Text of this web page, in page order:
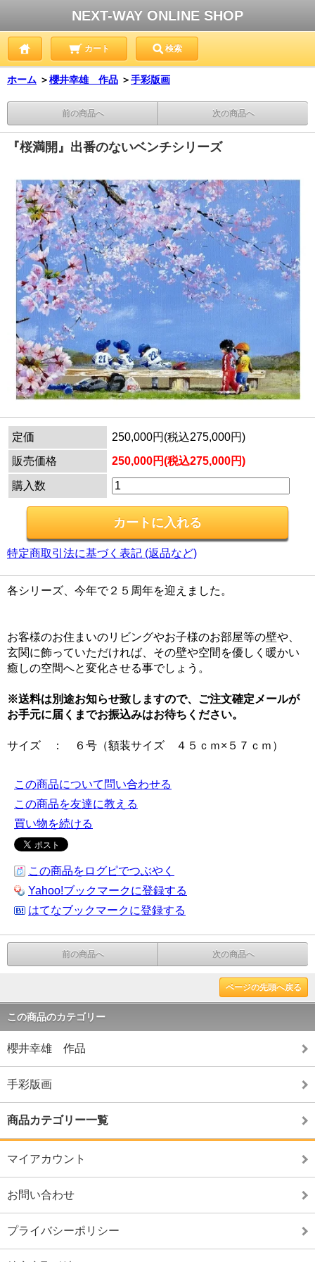
NEXT-WAY ONLINE SHOP
カート 検索
ホーム ＞櫻井幸雄 作品 ＞手彩版画
前の商品へ 次の商品へ
『桜満開』出番のないベンチシリーズ
定価
250,000円(税込275,000円)
販売価格
250,000円(税込275,000円)
購入数
特定商取引法に基づく表記 (返品など)
各シリーズ、今年で２５周年を迎えました。
お客様のお住まいのリビングやお子様のお部屋等の壁や、
玄関に飾っていただければ、その壁や空間を優しく暖かい
癒しの空間へと変化させる事でしょう。
※送料は別途お知らせ致しますので、ご注文確定メールが
お手元に届くまでお振込みはお待ちください。
サイズ ： ６号（額装サイズ ４５ｃｍ×５７ｃｍ）
この商品について問い合わせる
この商品を友達に教える
買い物を続ける
この商品をログピでつぶやく
Yahoo!ブックマークに登録する
はてなブックマークに登録する
前の商品へ 次の商品へ
ページの先頭へ戻る
この商品のカテゴリー
櫻井幸雄 作品
手彩版画
商品カテゴリー一覧
マイアカウント
お問い合わせ
プライバシーポリシー